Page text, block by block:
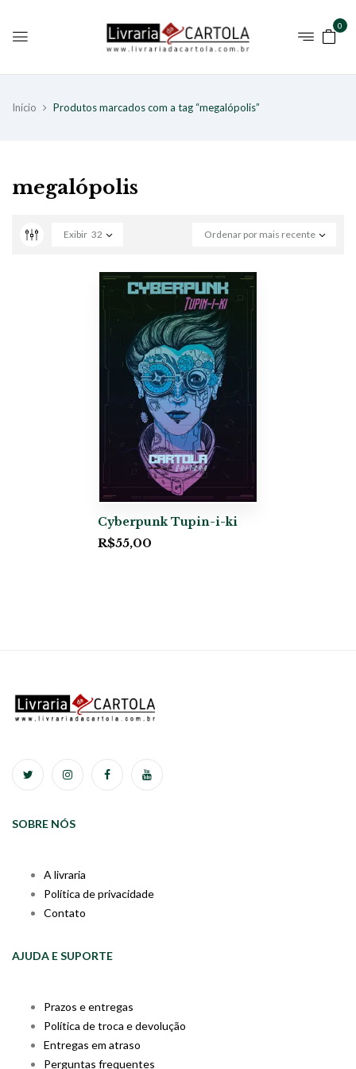
0
Início Produtos marcados com a tag “megalópolis”
megalópolis
Ordenar por mais recente
Exibir 32
Cyberpunk Tupin-i-ki
R$55,00
SOBRE NÓS
A livraria
Política de privacidade
Contato
AJUDA E SUPORTE
Prazos e entregas
Política de troca e devolução
Entregas em atraso
Perguntas frequentes